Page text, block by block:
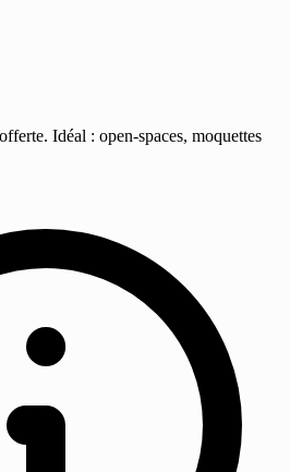
Idéal : open-spaces, moquettes